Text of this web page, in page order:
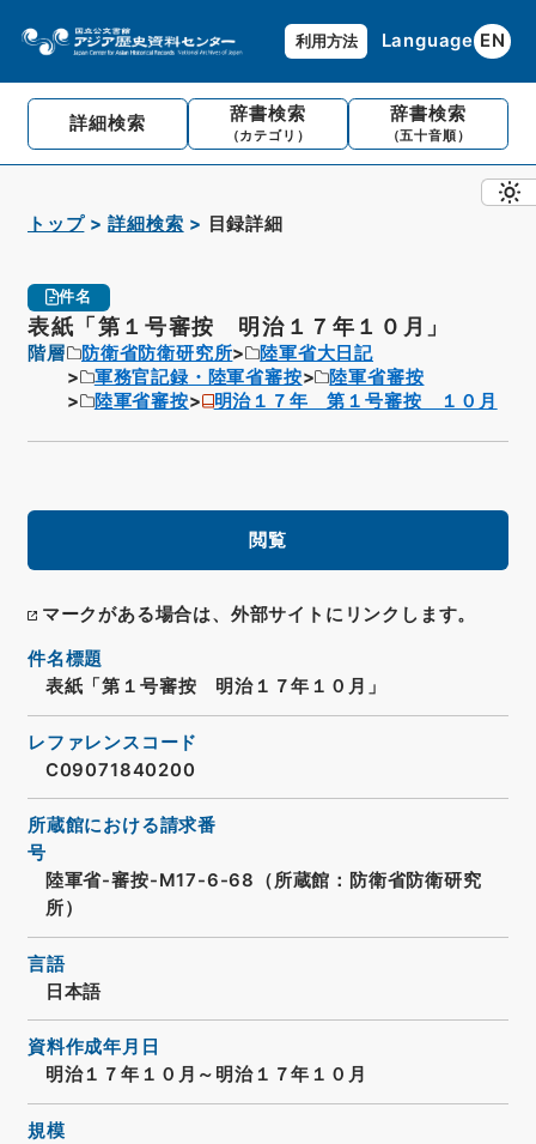
利用方法 Language EN
詳細検索 辞書検索
（カテゴリ）
辞書検索
（五十音順）
トップ 詳細検索 目録詳細
件名
表紙「第１号審按 明治１７年１０月」
階層 防衛省防衛研究所
陸軍省大日記
軍務官記録・陸軍省審按
陸軍省審按
陸軍省審按
明治１７年 第１号審按 １０月
閲覧
マークがある場合は、外部サイトにリンクします。
件名標題
表紙「第１号審按 明治１７年１０月」
レファレンスコード
C09071840200
所蔵館における請求番
号
陸軍省-審按-M17-6-68（所蔵館：防衛省防衛研究
所）
言語
日本語
資料作成年月日
明治１７年１０月～明治１７年１０月
規模